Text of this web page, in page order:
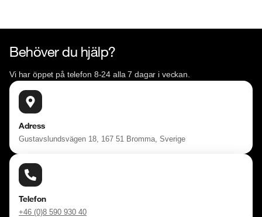
Behöver du hjälp?
Vi har öppet på telefon 8-24 alla 7 dagar i veckan.
Adress
Gustavslundsvägen 18, 167 51 Bromma, Sverige
Telefon
+46 (0)8 590 930 40